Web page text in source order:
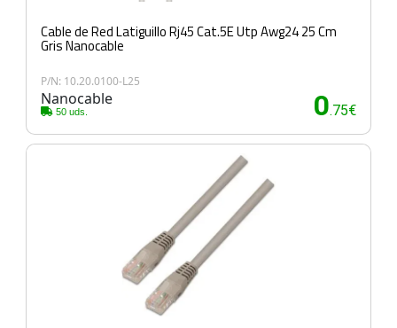
Cable de Red Latiguillo Rj45 Cat.5E Utp Awg24 25 Cm
Gris Nanocable
P/N: 10.20.0100-L25
Nanocable
50 uds. 0.75€